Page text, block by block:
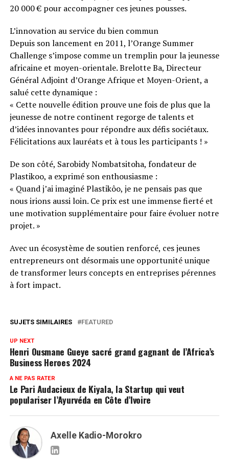
20 000 € pour accompagner ces jeunes pousses.
L’innovation au service du bien commun
Depuis son lancement en 2011, l’Orange Summer
Challenge s’impose comme un tremplin pour la jeunesse
africaine et moyen-orientale. Brelotte Ba, Directeur
Général Adjoint d’Orange Afrique et Moyen-Orient, a
salué cette dynamique :
« Cette nouvelle édition prouve une fois de plus que la
jeunesse de notre continent regorge de talents et
d’idées innovantes pour répondre aux défis sociétaux.
Félicitations aux lauréats et à tous les participants ! »
De son côté, Sarobidy Nombatsitoha, fondateur de
Plastikoo, a exprimé son enthousiasme :
« Quand j’ai imaginé Plastikôo, je ne pensais pas que
nous irions aussi loin. Ce prix est une immense fierté et
une motivation supplémentaire pour faire évoluer notre
projet. »
Avec un écosystème de soutien renforcé, ces jeunes
entrepreneurs ont désormais une opportunité unique
de transformer leurs concepts en entreprises pérennes
à fort impact.
SUJETS SIMILAIRES FEATURED
UP NEXT
Henri Ousmane Gueye sacré grand gagnant de l’Africa’s
Business Heroes 2024
A NE PAS RATER
Le Pari Audacieux de Kiyala, la Startup qui veut
populariser l’Ayurvéda en Côte d’Ivoire
Axelle Kadio-Morokro